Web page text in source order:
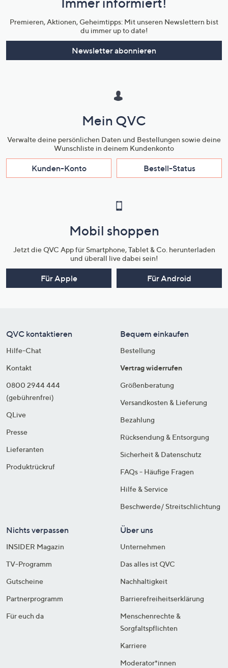
Unternehmensinformationen
Premieren, Aktionen, Geheimtipps: Mit unseren Newslettern bist
du immer up to date!
Newsletter abonnieren
Mein QVC
Verwalte deine persönlichen Daten und Bestellungen sowie deine
Wunschliste in deinem Kundenkonto
Kunden-Konto Bestell-Status
Mobil shoppen
Jetzt die QVC App für Smartphone, Tablet & Co. herunterladen
und überall live dabei sein!
Für Apple Für Android
QVC kontaktieren
Hilfe-Chat
Kontakt
0800 2944 444
(gebührenfrei)
QLive
Presse
Lieferanten
Produktrückruf
Bequem einkaufen
Bestellung
Vertrag widerrufen
Größenberatung
Versandkosten & Lieferung
Bezahlung
Rücksendung & Entsorgung
Sicherheit & Datenschutz
FAQs - Häufige Fragen
Hilfe & Service
Beschwerde/ Streitschlichtung
Nichts verpassen
INSIDER Magazin
TV-Programm
Gutscheine
Partnerprogramm
Für euch da
Über uns
Unternehmen
Das alles ist QVC
Nachhaltigkeit
Barrierefreiheitserklärung
Menschenrechte &
Sorgfaltspflichten
Karriere
Moderator*innen